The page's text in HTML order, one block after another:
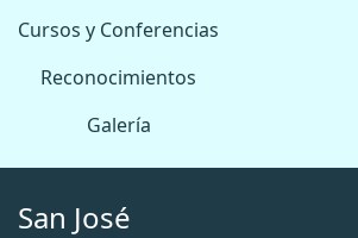
Cursos y Conferencias
Reconocimientos
Galería
San José